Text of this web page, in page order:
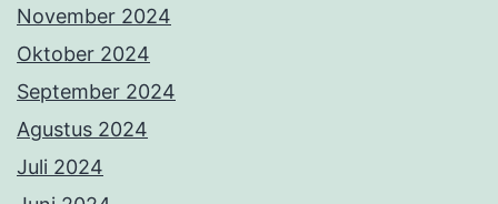
November 2024
Oktober 2024
September 2024
Agustus 2024
Juli 2024